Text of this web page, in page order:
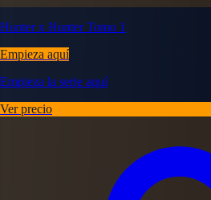
Hunter x Hunter Tomo 1
Empieza aquí
Empieza la serie aquí
Ver precio